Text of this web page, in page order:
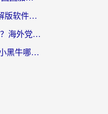
海外党别踩坑！iOS破解版软件不可靠？教你选对回国加速器无缝看国内资源
雷神手游和快喵好用吗？海外党亲测5款回国加速器，附斧牛Bling对比+微信视频号解决办法
海外党纠结ChickCN和小黑牛哪个好？一篇帮你选对回国加速器的实用指南